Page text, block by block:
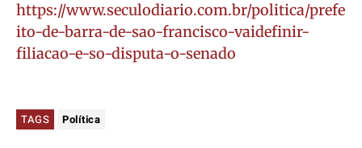
https://www.seculodiario.com.br/politica/prefe
ito-de-barra-de-sao-francisco-vaidefinir-
filiacao-e-so-disputa-o-senado
TAGS Política